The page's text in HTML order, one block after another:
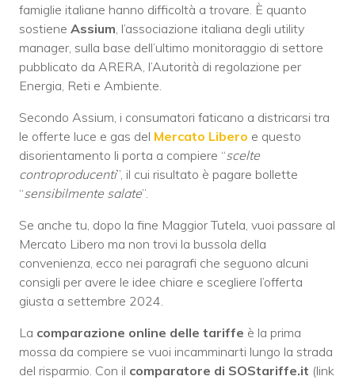
famiglie italiane hanno difficoltà a trovare. È quanto
sostiene Assium , l’associazione italiana degli utility
manager, sulla base dell’ultimo monitoraggio di settore
pubblicato da ARERA, l’Autorità di regolazione per
Energia, Reti e Ambiente.
Secondo Assium, i consumatori faticano a districarsi tra
le offerte luce e gas del Mercato Libero e questo
disorientamento li porta a compiere “scelte
controproducenti”, il cui risultato è pagare bollette
“sensibilmente salate”.
Se anche tu, dopo la fine Maggior Tutela, vuoi passare al
Mercato Libero ma non trovi la bussola della
convenienza, ecco nei paragrafi che seguono alcuni
consigli per avere le idee chiare e scegliere l’offerta
giusta a settembre 2024.
La comparazione online delle tariffe è la prima
mossa da compiere se vuoi incamminarti lungo la strada
del risparmio. Con il comparatore di SOStariffe.it (link